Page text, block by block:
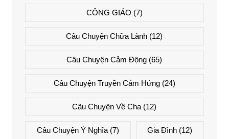
CÔNG GIÁO (7)
Câu Chuyện Chữa Lành (12)
Câu Chuyện Cảm Động (65)
Câu Chuyện Truyền Cảm Hứng(24)
Câu Chuyện Về Cha (12)
Câu Chuyện Ý Nghĩa(7) Gia Đình (12)